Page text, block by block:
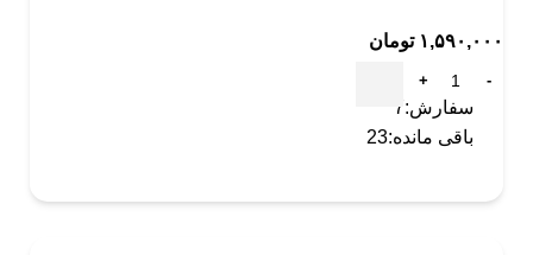
۱,۵۹۰,۰۰۰ تومان
سفارش:7
باقی مانده:23